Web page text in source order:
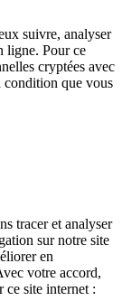
suivre, analyser
ligne. Pour ce
cryptées avec
condition que vous
tracer et analyser
sur notre site
en
votre accord,
ce site internet :